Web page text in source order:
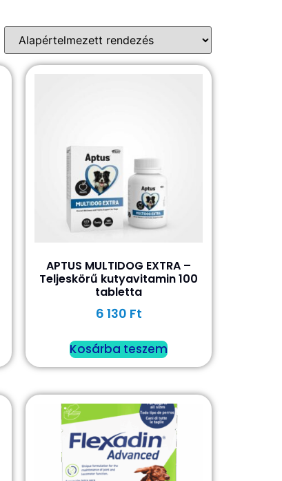
APTUS MULTIDOG EXTRA –
Teljeskörű kutyavitamin 100
tabletta
6 130 Ft
Kosárba teszem